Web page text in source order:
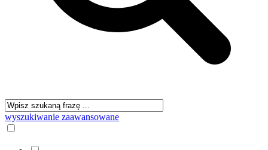
wyszukiwanie zaawansowane